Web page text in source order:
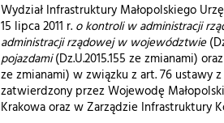
Wydział Infrastruktury Małopolskiego
15 lipca 2011 r. o kontroli w administracji
administracji rządowej w województwie
pojazdami(Dz.U.2015.155 ze zmianami)
ze zmianami) w związku z art. 76 ustawy
zatwierdzony przez Wojewodę
Krakowa oraz w Zarządzie Infrastruktury